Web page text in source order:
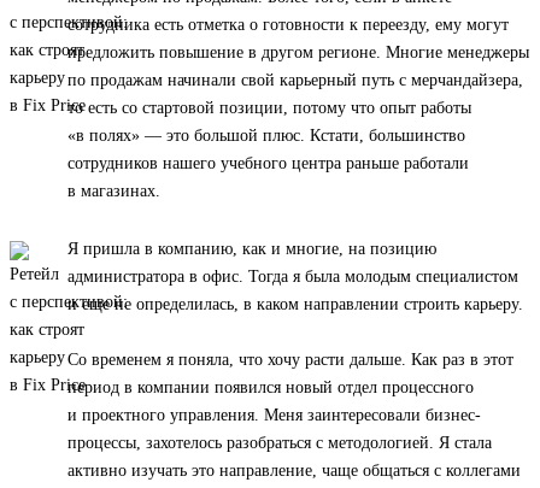
сотрудника есть отметка о готовности к переезду, ему могут
предложить повышение в другом регионе. Многие менеджеры
по продажам начинали свой карьерный путь с мерчандайзера,
то есть со стартовой позиции, потому что опыт работы
«в полях» — это большой плюс. Кстати, большинство
сотрудников нашего учебного центра раньше работали
в магазинах.
Я пришла в компанию, как и многие, на позицию
администратора в офис. Тогда я была молодым специалистом
и еще не определилась, в каком направлении строить карьеру.
Со временем я поняла, что хочу расти дальше. Как раз в этот
период в компании появился новый отдел процессного
и проектного управления. Меня заинтересовали бизнес-
процессы, захотелось разобраться с методологией. Я стала
активно изучать это направление, чаще общаться с коллегами